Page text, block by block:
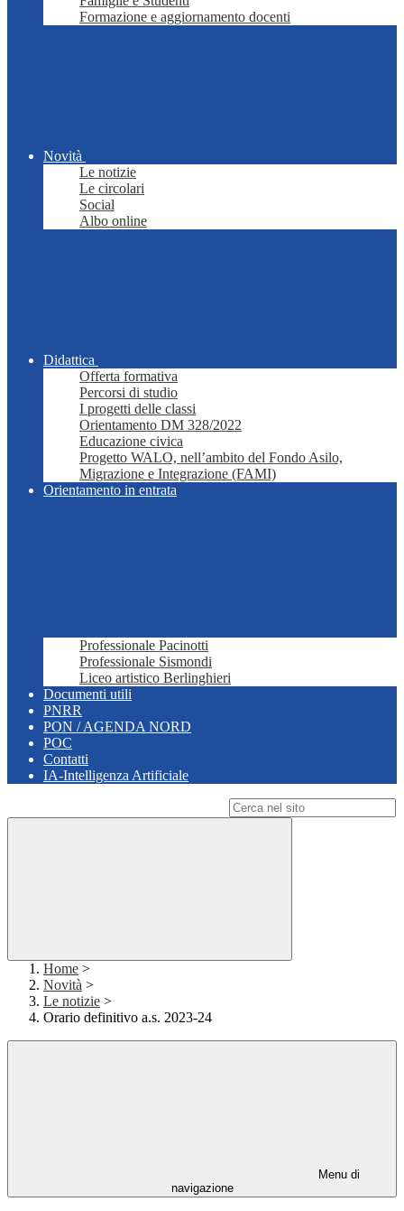
Formazione e aggiornamento docenti
Novità
Le notizie
Le circolari
Social
Albo online
Didattica
Offerta formativa
Percorsi di studio
I progetti delle classi
Orientamento DM 328/2022
Educazione civica
Progetto WALO, nell’ambito del Fondo Asilo,
Migrazione e Integrazione (FAMI)
Orientamento in entrata
Professionale Pacinotti
Professionale Sismondi
Liceo artistico Berlinghieri
Documenti utili
PNRR
PON / AGENDA NORD
POC
Contatti
IA-Intelligenza Artificiale
Home >
Novità >
Le notizie >
Orario definitivo a.s. 2023-24
Menu di
navigazione